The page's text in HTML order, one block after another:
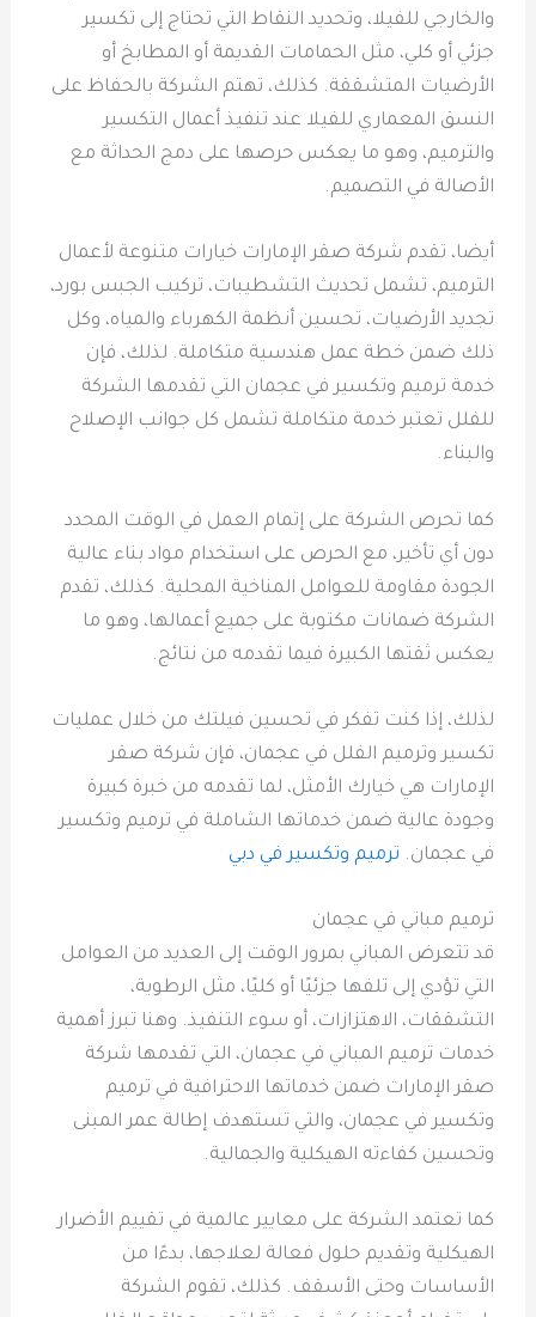
والخارجي للفيلا، وتحديد النقاط التي تحتاج إلى تكسير
جزئي أو كلي، مثل الحمامات القديمة أو المطابخ أو
الأرضيات المتشققة. كذلك، تهتم الشركة بالحفاظ على
النسق المعماري للفيلا عند تنفيذ أعمال التكسير
والترميم، وهو ما يعكس حرصها على دمج الحداثة مع
الأصالة في التصميم.
أيضا، تقدم شركة صقر الإمارات خيارات متنوعة لأعمال
الترميم، تشمل تحديث التشطيبات، تركيب الجبس بورد،
تجديد الأرضيات، تحسين أنظمة الكهرباء والمياه، وكل
ذلك ضمن خطة عمل هندسية متكاملة. لذلك، فإن
خدمة ترميم وتكسير في عجمان التي تقدمها الشركة
للفلل تعتبر خدمة متكاملة تشمل كل جوانب الإصلاح
والبناء.
كما تحرص الشركة على إتمام العمل في الوقت المحدد
دون أي تأخير، مع الحرص على استخدام مواد بناء عالية
الجودة مقاومة للعوامل المناخية المحلية. كذلك، تقدم
الشركة ضمانات مكتوبة على جميع أعمالها، وهو ما
يعكس ثقتها الكبيرة فيما تقدمه من نتائج.
لذلك، إذا كنت تفكر في تحسين فيلتك من خلال عمليات
تكسير وترميم الفلل في عجمان، فإن شركة صقر
الإمارات هي خيارك الأمثل، لما تقدمه من خبرة كبيرة
وجودة عالية ضمن خدماتها الشاملة في ترميم وتكسير
في عجمان. ترميم وتكسير في دبي
ترميم مباني في عجمان
قد تتعرض المباني بمرور الوقت إلى العديد من العوامل
التي تؤدي إلى تلفها جزئيًا أو كليًا، مثل الرطوبة،
التشققات، الاهتزازات، أو سوء التنفيذ. وهنا تبرز أهمية
خدمات ترميم المباني في عجمان، التي تقدمها شركة
صقر الإمارات ضمن خدماتها الاحترافية في ترميم
وتكسير في عجمان، والتي تستهدف إطالة عمر المبنى
وتحسين كفاءته الهيكلية والجمالية.
كما تعتمد الشركة على معايير عالمية في تقييم الأضرار
الهيكلية وتقديم حلول فعالة لعلاجها، بدءًا من
الأساسات وحتى الأسقف. كذلك، تقوم الشركة